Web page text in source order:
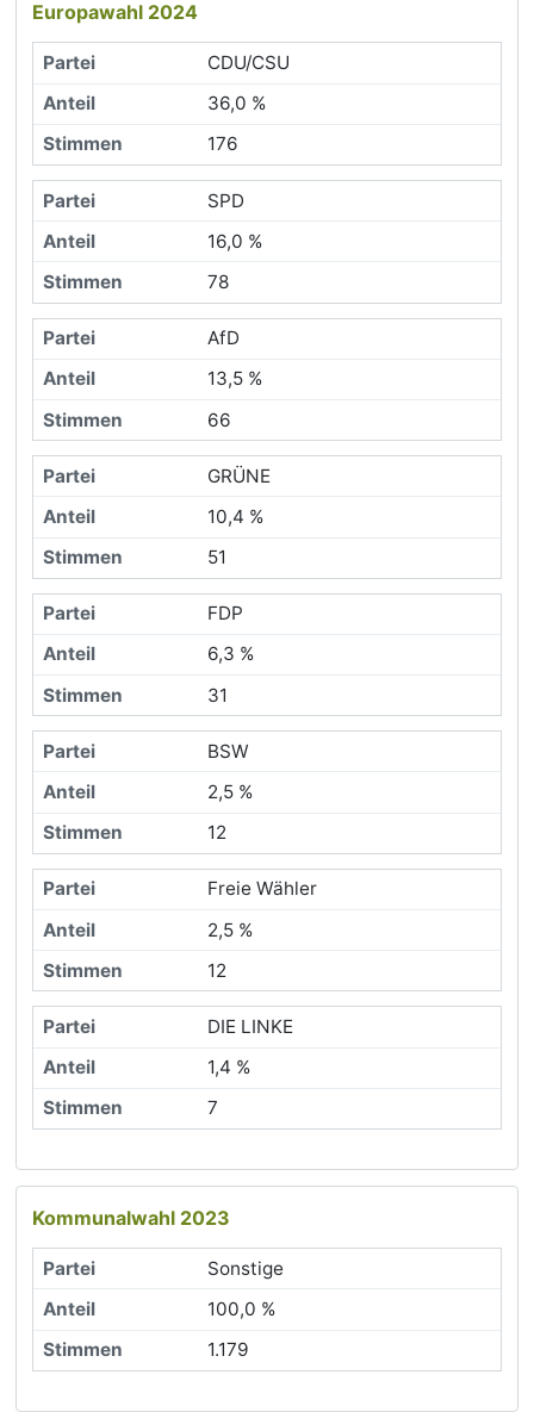
Europawahl 2024
CDU/CSU
36,0 %
176
SPD
16,0 %
78
AfD
13,5 %
66
GRÜNE
10,4 %
51
FDP
6,3 %
31
BSW
2,5 %
12
Freie Wähler
2,5 %
12
DIE LINKE
1,4 %
7
Kommunalwahl 2023
Sonstige
100,0 %
1.179